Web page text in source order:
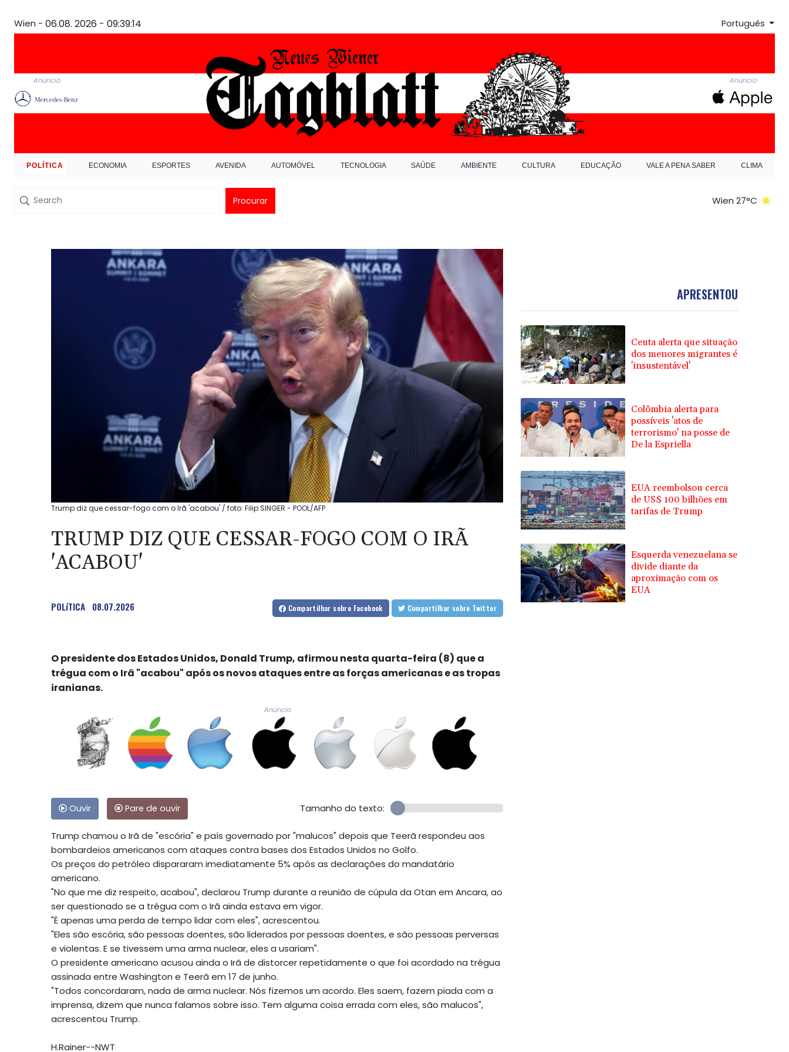
Wien - 06.08. 2026 - 09:39:14 Português
Anúncio Anúncio
POLÍTICA ECONOMIA ESPORTES AVENIDA AUTOMÓVEL TECNOLOGIA SAÚDE AMBIENTE CULTURA EDUCAÇÃO VALE A PENA SABER CLIMA
Procurar Wien 27°C
Trump diz que cessar-fogo com o Irã 'acabou' / foto: Filip SINGER - POOL/AFP
TRUMP DIZ QUE CESSAR-FOGO COM O IRÃ
'ACABOU'
POLíTICA 08.07.2026 Compartilhar sobre Facebook Compartilhar sobre Twitter
O presidente dos Estados Unidos, Donald Trump, afirmou nesta quarta-feira (8) que a
trégua com o Irã "acabou" após os novos ataques entre as forças americanas e as tropas
iranianas.
Anúncio
Ouvir Pare de ouvir Tamanho do texto:
Trump chamou o Irã de "escória" e país governado por "malucos" depois que Teerã respondeu aos
bombardeios americanos com ataques contra bases dos Estados Unidos no Golfo.
Os preços do petróleo dispararam imediatamente 5% após as declarações do mandatário
americano.
"No que me diz respeito, acabou", declarou Trump durante a reunião de cúpula da Otan em Ancara, ao
ser questionado se a trégua com o Irã ainda estava em vigor.
"É apenas uma perda de tempo lidar com eles", acrescentou.
"Eles são escória, são pessoas doentes, são liderados por pessoas doentes, e são pessoas perversas
e violentas. E se tivessem uma arma nuclear, eles a usariam".
O presidente americano acusou ainda o Irã de distorcer repetidamente o que foi acordado na trégua
assinada entre Washington e Teerã em 17 de junho.
"Todos concordaram, nada de arma nuclear. Nós fizemos um acordo. Eles saem, fazem piada com a
imprensa, dizem que nunca falamos sobre isso. Tem alguma coisa errada com eles, são malucos",
acrescentou Trump.
H.Rainer--NWT
APRESENTOU
Ceuta alerta que situação
dos menores migrantes é
'insustentável'
Colômbia alerta para
possíveis 'atos de
terrorismo' na posse de
De la Espriella
EUA reembolsou cerca
de US$ 100 bilhões em
tarifas de Trump
Esquerda venezuelana se
divide diante da
aproximação com os
EUA